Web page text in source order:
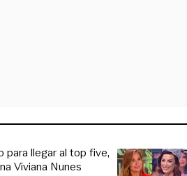
para llegar al top five,
Viviana Nunes